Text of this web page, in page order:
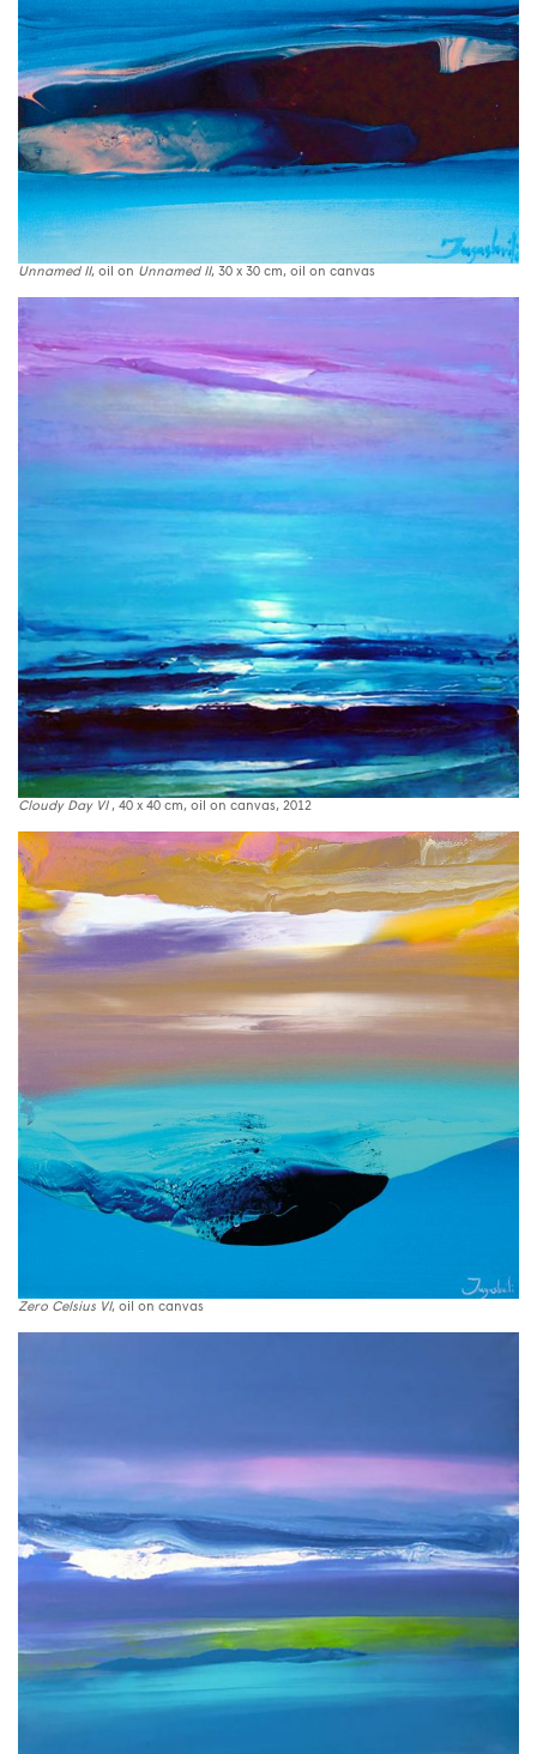
Unnamed II, oil on Unnamed II, 30 x 30 cm, oil on canvas
Cloudy Day VI, 40 x 40 cm, oil on canvas, 2012
Zero Celsius VI, oil on canvas